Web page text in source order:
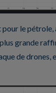
le pétrole,
grande
de drones,